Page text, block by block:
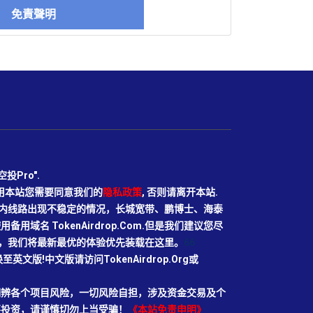
聲明
投Pro".
站您需要同意我们的隐私政策, 否则请离开本站.
线路出现不稳定的情况，长城宽带、鹏博士、海泰
备用域名 TokenAirdrop.Com.但是我们建议您尽
们将最新最优的体验优先装载在这里。
英文版!中文版请访问TokenAirdrop.Org或
各个项目风险，一切风险自担，涉及资金交易及个
资，请谨慎切勿上当受骗！
《本站免责申明》